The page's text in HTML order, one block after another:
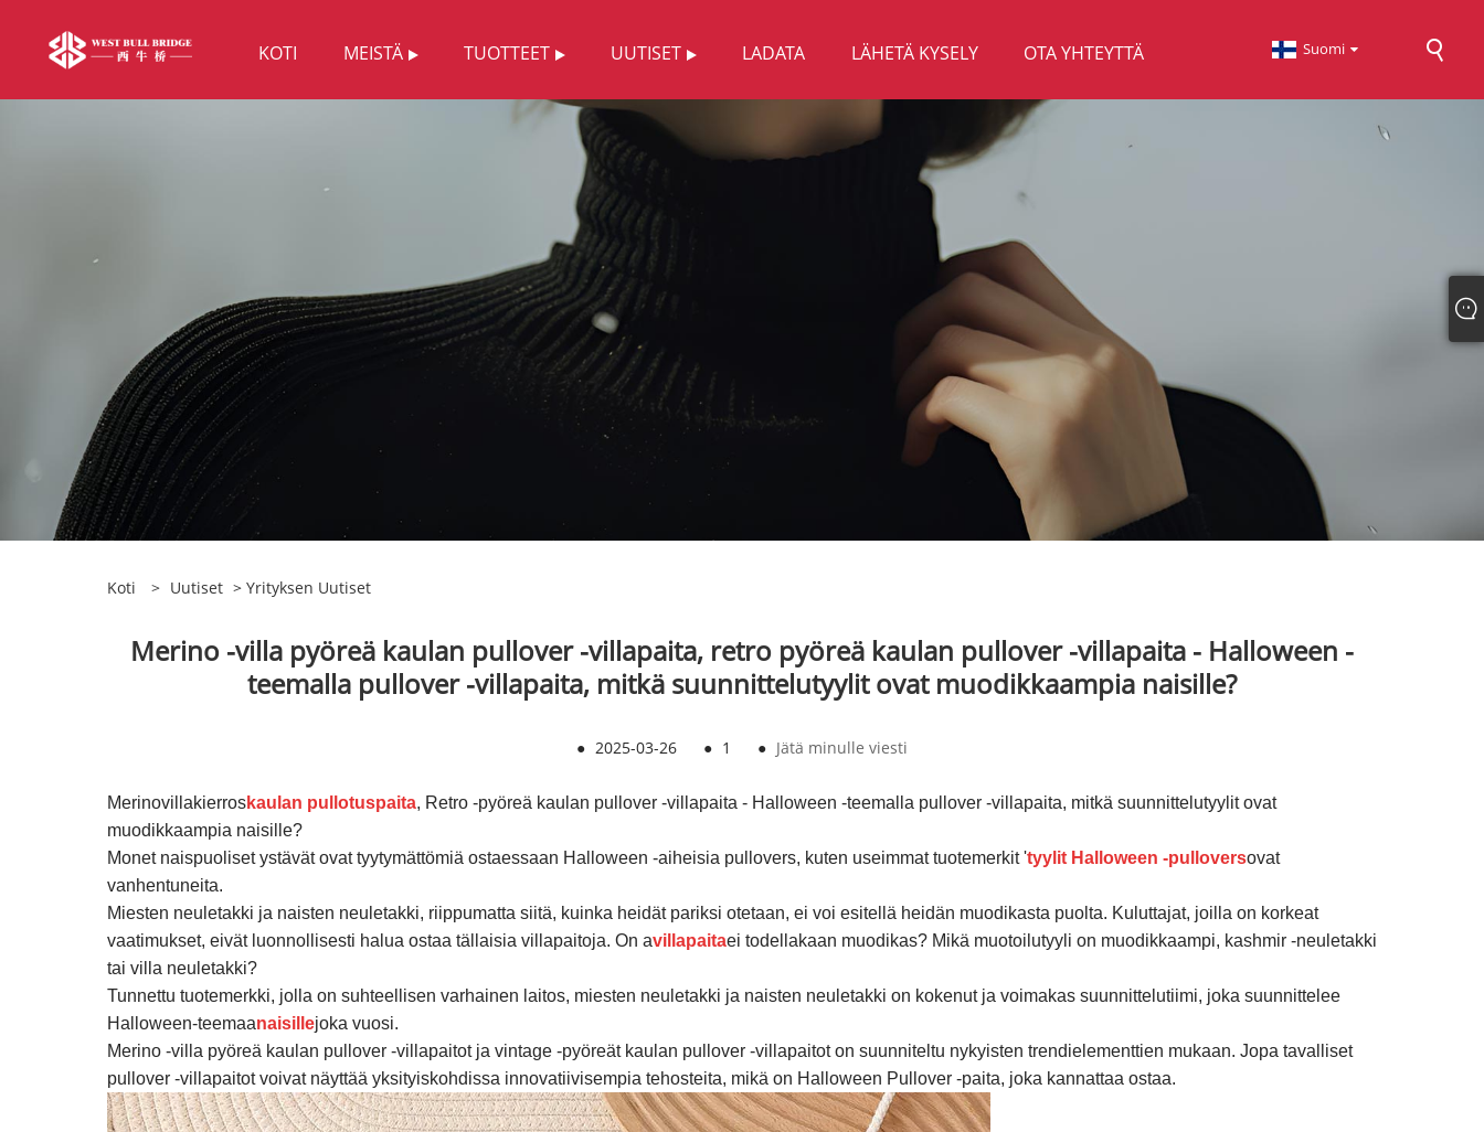
KOTI MEISTÄ TUOTTEET UUTISET LADATA LÄHETÄ KYSELY OTA YHTEYTTÄ Suomi
Koti > Uutiset > Yrityksen Uutiset
Merino -villa pyöreä kaulan pullover -villapaita, retro pyöreä kaulan pullover -villapaita - Halloween -
teemalla pullover -villapaita, mitkä suunnittelutyylit ovat muodikkaampia naisille?
● 2025-03-26 ● 1 ● Jätä minulle viesti
Merinovillakierroskaulan pullotuspaita, Retro -pyöreä kaulan pullover -villapaita - Halloween -teemalla pullover -villapaita, mitkä suunnittelutyylit ovat
muodikkaampia naisille?
Monet naispuoliset ystävät ovat tyytymättömiä ostaessaan Halloween -aiheisia pullovers, kuten useimmat tuotemerkit 'tyylit Halloween -pulloversovat
vanhentuneita.
Miesten neuletakki ja naisten neuletakki, riippumatta siitä, kuinka heidät pariksi otetaan, ei voi esitellä heidän muodikasta puolta. Kuluttajat, joilla on korkeat
vaatimukset, eivät luonnollisesti halua ostaa tällaisia ​​villapaitoja. On avillapaitaei todellakaan muodikas? Mikä muotoilutyyli on muodikkaampi, kashmir -neuletakki
tai villa neuletakki?
Tunnettu tuotemerkki, jolla on suhteellisen varhainen laitos, miesten neuletakki ja naisten neuletakki on kokenut ja voimakas suunnittelutiimi, joka suunnittelee
Halloween-teemaanaisillejoka vuosi.
Merino -villa pyöreä kaulan pullover -villapaitot ja vintage -pyöreät kaulan pullover -villapaitot on suunniteltu nykyisten trendielementtien mukaan. Jopa tavalliset
pullover -villapaitot voivat näyttää yksityiskohdissa innovatiivisempia tehosteita, mikä on Halloween Pullover -paita, joka kannattaa ostaa.